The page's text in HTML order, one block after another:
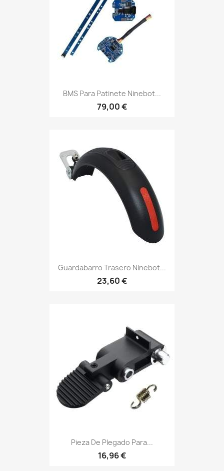
BMS Para Patinete Ninebot...
79,00 €
Guardabarro Trasero Ninebot...
23,60 €
Pieza De Plegado Para...
16,96 €